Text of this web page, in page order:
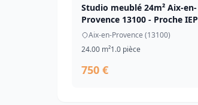
Studio meublé 24m² Aix-en-
Provence 13100 - Proche IEP
Aix-en-Provence (13100)
24.00 m²1.0 pièce
750 €